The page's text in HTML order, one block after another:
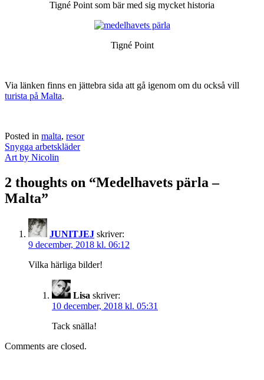
Tigné Point som bär med sig mycket historia
Tigné Point
Via länken finns en jättebra sida att gå igenom om du också vill
turista på Malta.
Posted in malta, resor
Post
navigation
Snygga arbetskläder
Art by Nicolin
2 thoughts on “Medelhavets pärla –
Malta”
JUNITJEJ skriver:
9 december, 2018 kl. 06:12
Vilka härliga bilder!
Lisa skriver:
10 december, 2018 kl. 05:31
Tack snälla!
Comments are closed.